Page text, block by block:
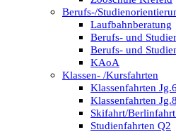
Berufs-/
Laufbahnberatung
Berufs- und
Berufs- und
KAoA
Klassen- /Kursfahrten
Klassenfahrten Jg.6
Klassenfahrten Jg.8
Skifahrt/
Studienfahrten Q2